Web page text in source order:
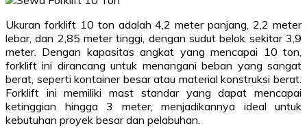
Ukuran forklift 10 ton adalah 4,2 meter panjang, 2,2 meter
lebar, dan 2,85 meter tinggi, dengan sudut belok sekitar 3,9
meter. Dengan kapasitas angkat yang mencapai 10 ton,
forklift ini dirancang untuk menangani beban yang sangat
berat, seperti kontainer besar atau material konstruksi berat.
Forklift ini memiliki mast standar yang dapat mencapai
ketinggian hingga 3 meter, menjadikannya ideal untuk
kebutuhan proyek besar dan pelabuhan.